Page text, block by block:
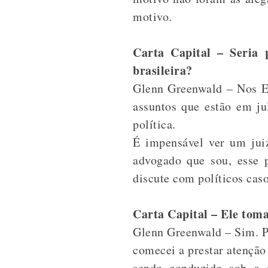
motivo.
Carta Capital – Seria
brasileira?
Glenn Greenwald – Nos
assuntos que estão em
política.
É impensável ver um
advogado que sou,
discute com políticos
Carta Capital – Ele
Glenn Greenwald – Sim.
comecei a prestar